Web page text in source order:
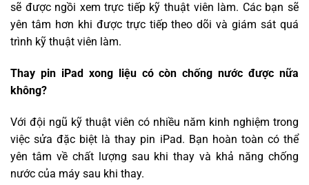
sẽ được ngồi xem trực tiếp kỹ thuật viên làm. Các bạn sẽ
yên tâm hơn khi được trực tiếp theo dõi và giám sát quá
trình kỹ thuật viên làm.
Thay pin iPad xong liệu có còn chống nước được nữa
không?
Với đội ngũ kỹ thuật viên có nhiều năm kinh nghiệm trong
việc sửa đặc biệt là thay pin iPad. Bạn hoàn toàn có thể
yên tâm về chất lượng sau khi thay và khả năng chống
nước của máy sau khi thay.